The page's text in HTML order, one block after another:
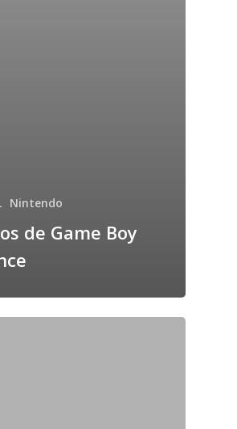
Nintendo
de Game Boy